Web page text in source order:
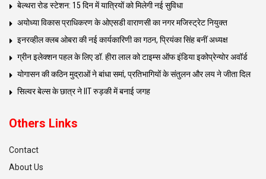
बेल्थरा रोड स्टेशन: 15 दिन में यात्रियों को मिलेगी नई सुविधा
अयोध्या विकास प्राधिकरण के ओएसडी वाराणसी का नगर मजिस्ट्रेट नियुक्त
इनरव्हील क्लब ओबरा की नई कार्यकारिणी का गठन, प्रियंका सिंह बनीं अध्यक्ष
ग्रीन इलेक्शन पहल के लिए डॉ. हीरा लाल को टाइम्स ऑफ इंडिया इकोप्रेन्योर अवॉर्ड
योगासन की कठिन मुद्राओं ने बांधा समां, प्रतिभागियों के संतुलन और लय ने जीता दिल
सिल्वर बेल्स के छात्र ने IIT रुड़की में बनाई जगह
Others Links
Contact
About Us